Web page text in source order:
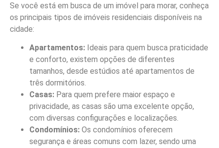
Se você está em busca de um imóvel para morar, conheça
os principais tipos de imóveis residenciais disponíveis na
cidade:
Apartamentos: Ideais para quem busca praticidade
e conforto, existem opções de diferentes
tamanhos, desde estúdios até apartamentos de
três dormitórios.
Casas: Para quem prefere maior espaço e
privacidade, as casas são uma excelente opção,
com diversas configurações e localizações.
Condomínios: Os condomínios oferecem
segurança e áreas comuns com lazer, sendo uma